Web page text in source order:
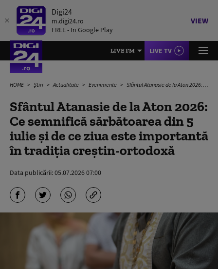
Digi24
m.digi24.ro
FREE - In Google Play
VIEW
LIVE FM LIVE TV
HOME Știri Actualitate Evenimente Sfântul Atanasie de la Aton 2026: Ce semnifică sărbătoarea din 5 iulie și de ce ziua este importantă în tradiția creștin-ortodoxă
Sfântul Atanasie de la Aton 2026:
Ce semnifică sărbătoarea din 5
iulie și de ce ziua este importantă
în tradiția creștin-ortodoxă
Data publicării:05.07.2026 07:00